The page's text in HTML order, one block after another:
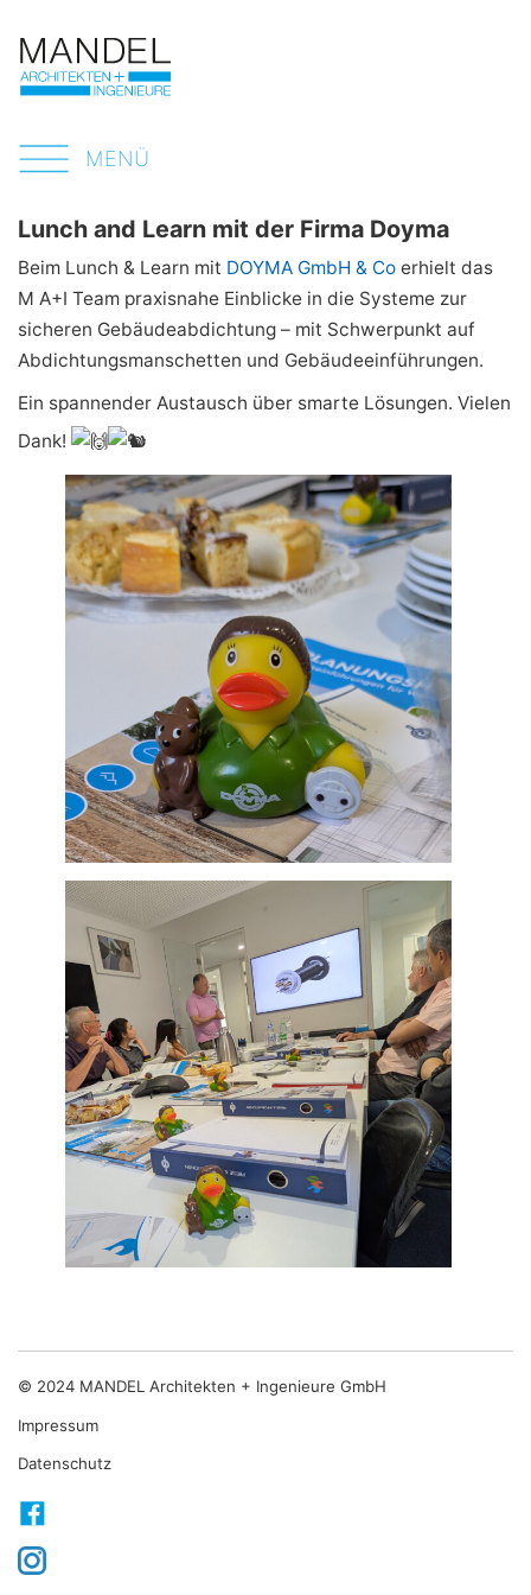
MENÜ
Lunch and Learn mit der Firma Doyma
Beim Lunch & Learn mit DOYMA GmbH & Co erhielt das
M A+I Team praxisnahe Einblicke in die Systeme zur
sicheren Gebäudeabdichtung – mit Schwerpunkt auf
Abdichtungsmanschetten und Gebäudeeinführungen.
Ein spannender Austausch über smarte Lösungen. Vielen
Dank!
© 2024 MANDEL Architekten + Ingenieure GmbH
Impressum
Datenschutz